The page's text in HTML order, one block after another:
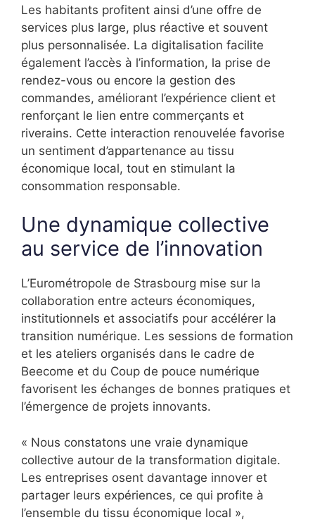
Les habitants profitent ainsi d’une offre de
services plus large, plus réactive et souvent
plus personnalisée. La digitalisation facilite
également l’accès à l’information, la prise de
rendez-vous ou encore la gestion des
commandes, améliorant l’expérience client et
renforçant le lien entre commerçants et
riverains. Cette interaction renouvelée favorise
un sentiment d’appartenance au tissu
économique local, tout en stimulant la
consommation responsable.
Une dynamique collective
au service de l’innovation
L’Eurométropole de Strasbourg mise sur la
collaboration entre acteurs économiques,
institutionnels et associatifs pour accélérer la
transition numérique. Les sessions de formation
et les ateliers organisés dans le cadre de
Beecome et du Coup de pouce numérique
favorisent les échanges de bonnes pratiques et
l’émergence de projets innovants.
« Nous constatons une vraie dynamique
collective autour de la transformation digitale.
Les entreprises osent davantage innover et
partager leurs expériences, ce qui profite à
l’ensemble du tissu économique local »,